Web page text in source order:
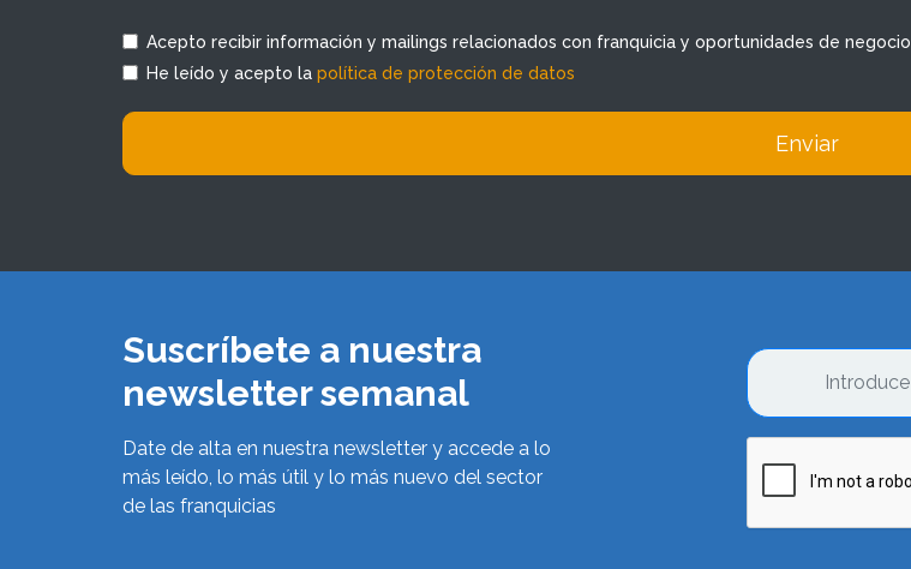
Acepto recibir información y mailings relacionados con franquicia y oportunidades de negocio
He leído y acepto la política de protección de datos
Enviar
Suscríbete a nuestra
newsletter semanal
Date de alta en nuestra newsletter y accede a lo
más leído, lo más útil y lo más nuevo del sector
de las franquicias